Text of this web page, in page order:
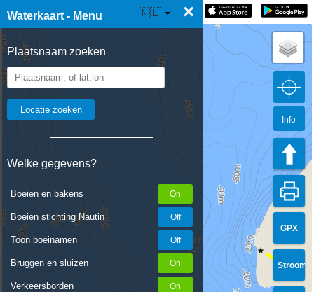
Waterkaart - Menu ×
Plaatsnaam zoeken
Welke gegevens?
Boeien en bakens
Boeien stichting Nautin
Toon boeinamen
Bruggen en sluizen
Verkeersborden
☰ Waterkaart Live 🇳🇱
GPX
Stroom
Info